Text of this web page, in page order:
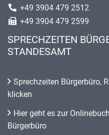
+49 3904 479 2512
+49 3904 479 2599
SPRECHZEITEN
STANDESAMT
Sprechzeiten Bürgerbüro,
klicken
Hier geht es zur
Bürgerbüro